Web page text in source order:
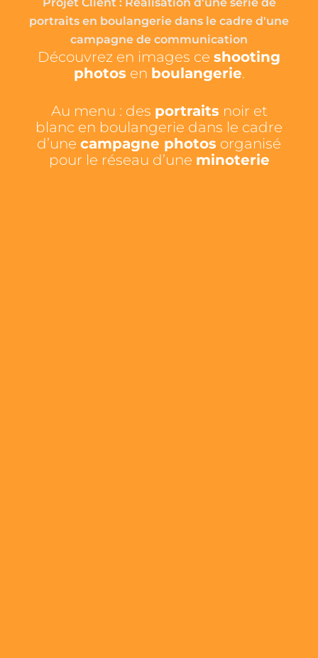
portraits en boulangerie dans le cadre d'une
campagne de communication
Découvrez en images ce shooting
photos en boulangerie.
Au menu : des portraits noir et
blanc en boulangerie dans le cadre
d’une campagne photos organisé
pour le réseau d’une minoterie